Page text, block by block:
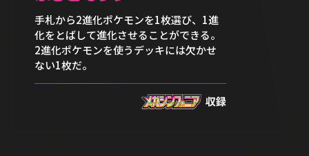
手札から2進化ポケモンを1枚選び、1進
化をとばして進化させることができる。
2進化ポケモンを使うデッキには欠かせ
ない1枚だ。